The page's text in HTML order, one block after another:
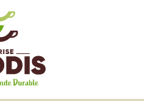
des cookies